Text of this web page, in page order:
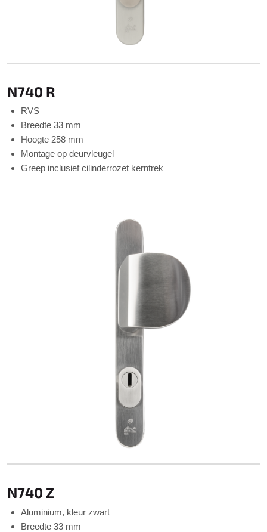
N740 R
RVS
Breedte 33 mm
Hoogte 258 mm
Montage op deurvleugel
Greep inclusief cilinderrozet kerntrek
N740 Z
Aluminium, kleur zwart
Breedte 33 mm